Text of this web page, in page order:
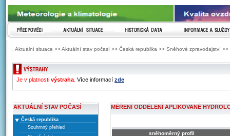
PŘEDPOVĚDI AKTUÁLNÍ SITUACE HISTORICKÁ DATA INFORMACE A
. Aktuální situace >> Aktuální stav počasí >> Česká republika >> Sněhové zpravodajství
ZOBRAZENI VYSTRAH
Je v platnosti výstraha Více informací zde
AKTUÁLNÍ STAV POČASÍ
Česká republika
Souhrnný přehled
MĚŘENÍ ODDĚLENÍ APLIKOVANÉ
sněhoměrný profil